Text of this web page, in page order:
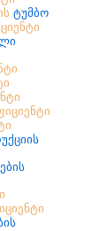
ტუმბო